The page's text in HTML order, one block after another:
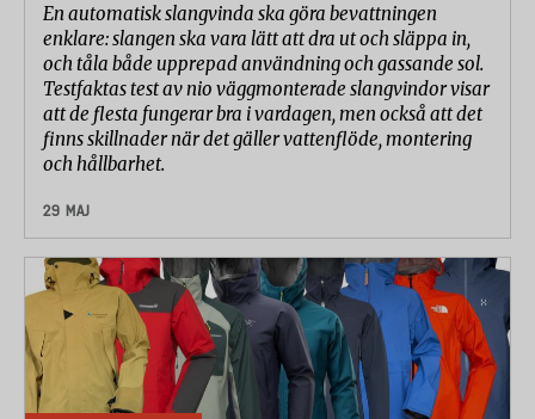
En automatisk slangvinda ska göra bevattningen
enklare: slangen ska vara lätt att dra ut och släppa in,
och tåla både upprepad användning och gassande sol.
Testfaktas test av nio väggmonterade slangvindor visar
att de flesta fungerar bra i vardagen, men också att det
finns skillnader när det gäller vattenflöde, montering
och hållbarhet.
29 MAJ